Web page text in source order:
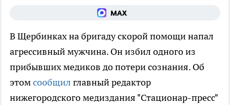
В Щербинках на бригаду скорой помощи напал
агрессивный мужчина. Он избил одного из
прибывших медиков до потери сознания. Об
этомсообщил главный редактор
нижегородского медиздания "Стационар-пресс"